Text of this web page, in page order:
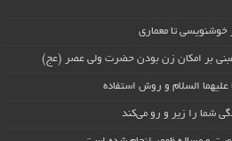
خوشنویسی تا معماری
مبنی بر امکان زن بودن حضرت ولی عصر (عج)
السلام و روش استفاده
شما را زیر و رو می‌کند